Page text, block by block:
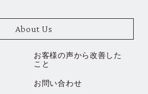
About Us
お客様の声から改善した
こと
お問い合わせ